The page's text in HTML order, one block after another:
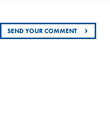
›
SEND YOUR COMMENT